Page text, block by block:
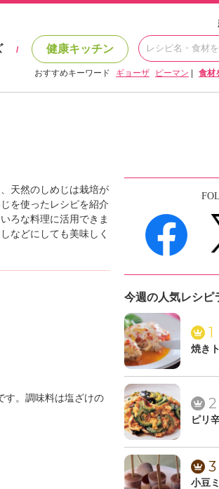
/ 健康キッチン
おすすめキーワード ギョーザ ピーマン 食材
天然のしめじは栽培が
を使ったレシピを紹介
ろな料理に活用できま
などにしても美味しく
す。調味料は塩ざけの
今週の人気レシピ
1
焼き
2
ピリ
3
小豆